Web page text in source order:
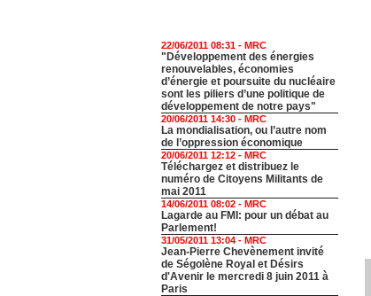
22/06/2011 08:31 - MRC
"Développement des énergies
renouvelables, économies
d’énergie et poursuite du nucléaire
sont les piliers d’une politique de
développement de notre pays"
20/06/2011 14:30 - MRC
La mondialisation, ou l’autre nom
de l’oppression économique
20/06/2011 12:12 - MRC
Téléchargez et distribuez le
numéro de Citoyens Militants de
mai 2011
14/06/2011 08:02 - MRC
Lagarde au FMI: pour un débat au
Parlement!
31/05/2011 13:04 - MRC
Jean-Pierre Chevènement invité
de Ségolène Royal et Désirs
d'Avenir le mercredi 8 juin 2011 à
Paris